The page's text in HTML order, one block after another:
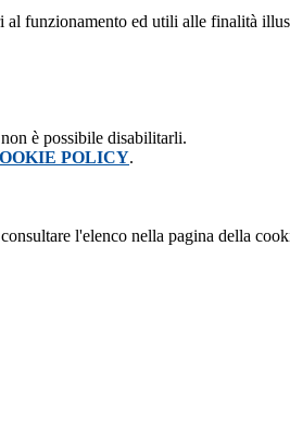
funzionamento ed utili alle finalità
è possibile disabilitarli.
POLICY.
l'elenco nella pagina della